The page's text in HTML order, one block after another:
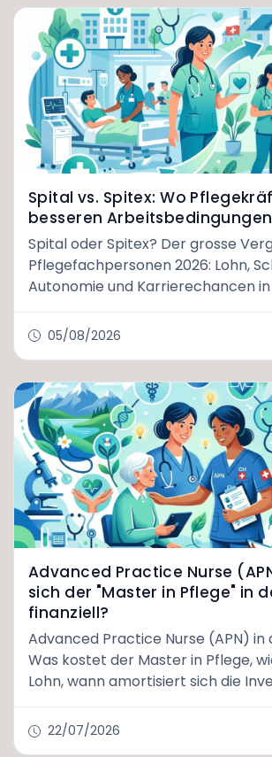
Spital vs. Spitex: Wo
besseren
Spital oder Spitex? Der grosse
Pflegefachpersonen 2026: Lohn,
Autonomie und Karrierechancen in
05/08/2026
Advanced Practice Nurse
sich der "Master in Pflege" in
finanziell?
Advanced Practice Nurse (APN) in
Was kostet der Master in Pflege,
Lohn, wann amortisiert sich die
lesen.
22/07/2026